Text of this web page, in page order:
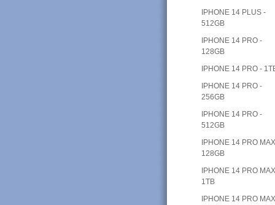
IPHONE 14 PLUS -
512GB
IPHONE 14 PRO -
128GB
IPHONE 14 PRO -
IPHONE 14 PRO -
256GB
IPHONE 14 PRO -
512GB
IPHONE 14 PRO
128GB
IPHONE 14 PRO
1TB
IPHONE 14 PRO